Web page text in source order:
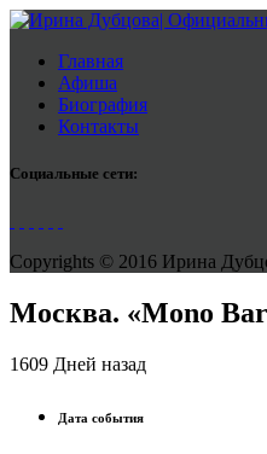
Главная
Афиша
Биография
Контакты
Социальные сети:
Copyrights © 2016 Ирина
Москва. «Мono
1609 Дней назад
Дата события